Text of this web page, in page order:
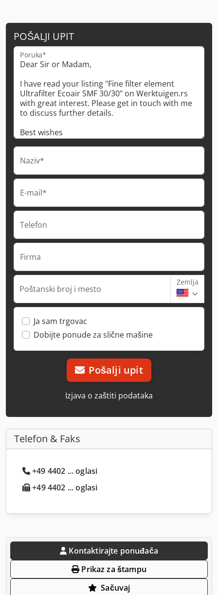
POŠALJI UPIT
Poruka*
Naziv*
E-mail*
Telefon
Firma
Poštanski broj i mesto
Zemlja
Ja sam trgovac
Dobijte ponude za slične mašine
Pošalji upit
Izjava o zaštiti podataka
Telefon & Faks
+49 4402 ... oglasi
+49 4402 ... oglasi
Kontaktirajte ponuđača
Prikaz za štampu
Sačuvaj